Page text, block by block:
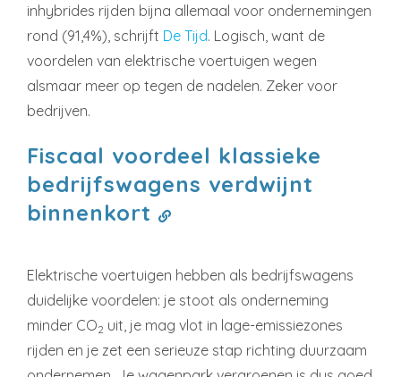
inhybrides rijden bijna allemaal voor ondernemingen
rond (91,4%), schrijft De Tijd. Logisch, want de
voordelen van elektrische voertuigen wegen
alsmaar meer op tegen de nadelen. Zeker voor
bedrijven.
Fiscaal voordeel klassieke
bedrijfswagens verdwijnt
binnenkort
Elektrische voertuigen hebben als bedrijfswagens
duidelijke voordelen: je stoot als onderneming
minder CO2 uit, je mag vlot in lage-emissiezones
rijden en je zet een serieuze stap richting duurzaam